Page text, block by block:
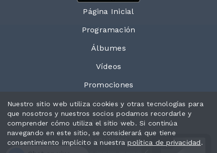
Página Inicial
Programación
Álbumes
Vídeos
Promociones
Eventos
Mensajes
Locutores
Nuestro sitio web utiliza cookies y otras tecnologías para
que nosotros y nuestros socios podamos recordarle y
comprender cómo utiliza el sitio web. Si continúa
navegando en este sitio, se considerará que tiene
consentimiento implícito a nuestrapolítica de privacidad.